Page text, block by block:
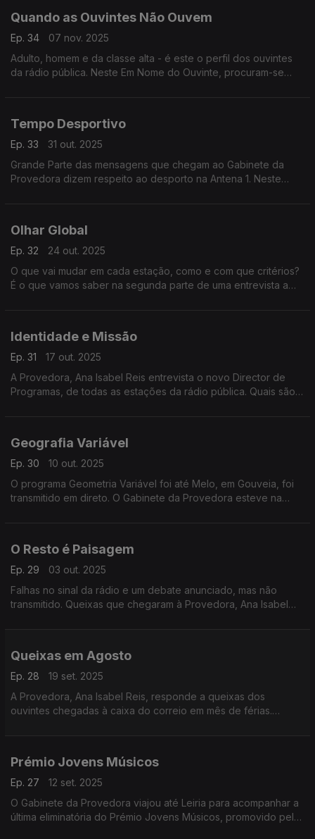
Quando as Ouvintes Não Ouvem
Ep. 34
07 nov. 2025
Adulto, homem e da classe alta - é este o perfil dos ouvintes
da rádio pública. Neste Em Nome do Ouvinte, procuram-se
Tempo Desportivo
Ep. 33
31 out. 2025
Grande Parte das mensagens que chegam ao Gabinete da
Provedora dizem respeito ao desporto na Antena 1. Neste
Olhar Global
Ep. 32
24 out. 2025
O que vai mudar em cada estação, como e com que critérios?
É o que vamos saber na segunda parte de uma entrevista a
Identidade e Missão
Ep. 31
17 out. 2025
A Provedora, Ana Isabel Reis entrevista o novo Director de
Programas, de todas as estações da rádio pública. Quais são
Geografia Variável
Ep. 30
10 out. 2025
O programa Geometria Variável foi até Melo, em Gouveia, foi
transmitido em direto. O Gabinete da Provedora esteve na
O Resto é Paisagem
Ep. 29
03 out. 2025
Falhas no sinal da rádio e um debate anunciado, mas não
transmitido. Queixas que chegaram à Provedora, Ana Isabel
Queixas em Agosto
Ep. 28
19 set. 2025
A Provedora, Ana Isabel Reis, responde a queixas dos
ouvintes chegadas à caixa do correio em mês de férias.
Prémio Jovens Músicos
Ep. 27
12 set. 2025
O Gabinete da Provedora viajou até Leiria para acompanhar a
última eliminatória do Prémio Jovens Músicos, promovido pela